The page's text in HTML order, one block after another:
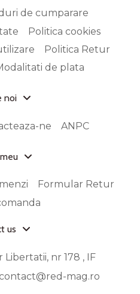
de cumparare
Politica cookies
Politica Retur
de plata
noi
ne ANPC
Formular Retur
us
Libertatii, nr 178 , IF
contact@red-mag.ro